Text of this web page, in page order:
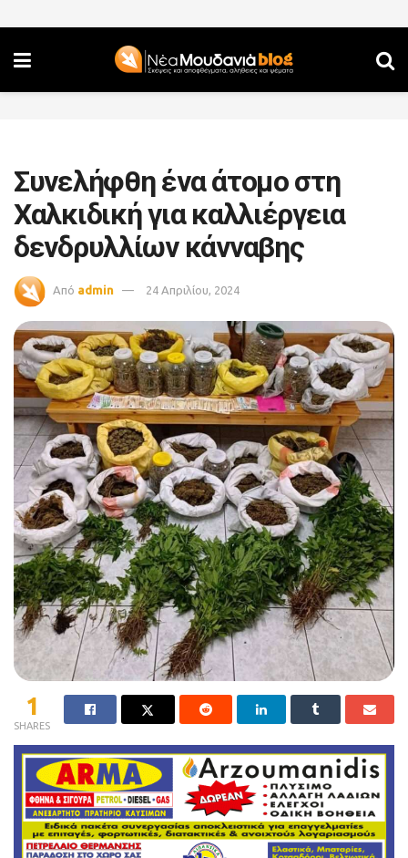
Συνελήφθη ένα άτομο στη
Χαλκιδική για καλλιέργεια
δενδρυλλίων κάνναβης
Από admin 24 Απριλίου, 2024
1
SHARES